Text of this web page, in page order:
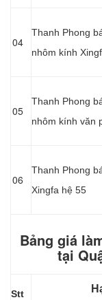
04
Thanh Phong
nhôm kính
05
Thanh Phong
nhôm kính văn
06
Thanh Phong
Xingfa hệ 55
Bảng giá
tại
Stt